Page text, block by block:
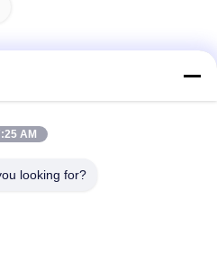
AM
looking for?